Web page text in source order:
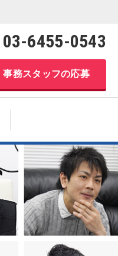
03-6455-0543
事務スタッフの応募